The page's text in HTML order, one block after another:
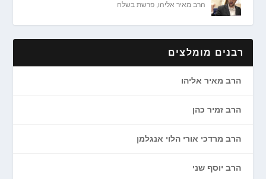
הרב מאיר אליהו,פרשת בשלח
רבנים מומלצים
הרב מאיר אליהו
הרב זמיר כהן
הרב מרדכי אורי הלוי אנגלמן
הרב יוסף שני